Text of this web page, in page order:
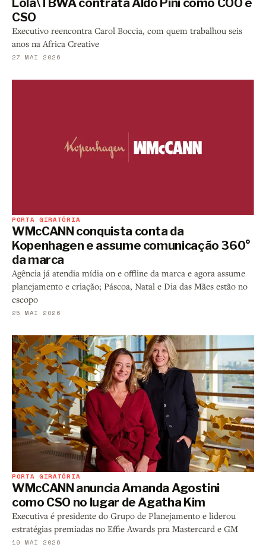
Lola\TBWA contrata Aldo Pini como COO e
CSO
Executivo reencontra Carol Boccia, com quem trabalhou seis
anos na Africa Creative
27 MAI 2026
PORTA GIRATÓRIA
WMcCANN conquista conta da
Kopenhagen e assume comunicação 360°
da marca
Agência já atendia mídia on e offline da marca e agora assume
planejamento e criação; Páscoa, Natal e Dia das Mães estão no
escopo
25 MAI 2026
PORTA GIRATÓRIA
WMcCANN anuncia Amanda Agostini
como CSO no lugar de Agatha Kim
Executiva é presidente do Grupo de Planejamento e liderou
estratégias premiadas no Effie Awards pra Mastercard e GM
19 MAI 2026